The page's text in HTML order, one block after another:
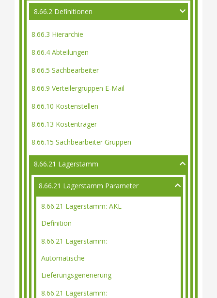
8.66.2 Definitionen
8.66.3 Hierarchie
8.66.4 Abteilungen
8.66.5 Sachbearbeiter
8.66.9 Verteilergruppen E-Mail
8.66.10 Kostenstellen
8.66.13 Kostenträger
8.66.15 Sachbearbeiter Gruppen
8.66.21 Lagerstamm
8.66.21 Lagerstamm Parameter
8.66.21 Lagerstamm: AKL-
Definition
8.66.21 Lagerstamm:
Automatische
Lieferungsgenerierung
8.66.21 Lagerstamm: